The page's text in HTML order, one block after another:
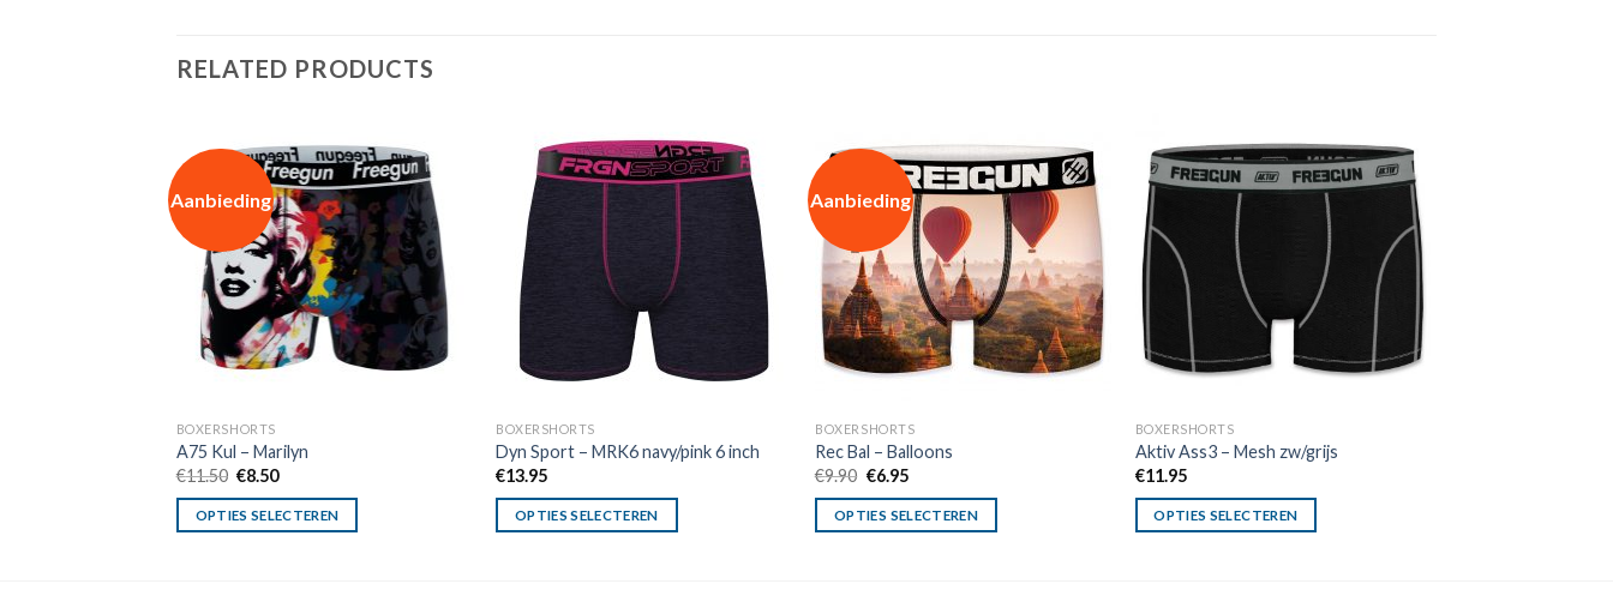
RELATED PRODUCTS
Aanbieding
BOXERSHORTS
A75 Kul – Marilyn
€11.50 Oorspronkelijke
was:
€11.50.
€8.50Huidige
is:
€8.50.
OPTIES SELECTEREN
BOXERSHORTS
Dyn Sport – MRK6 navy/pink 6 inch
€13.95
OPTIES SELECTEREN
Aanbieding
BOXERSHORTS
Rec Bal – Balloons
€9.90 Oorspronkelijke
was:
€9.90.
€6.95Huidige
is:
€6.95.
OPTIES SELECTEREN
BOXERSHORTS
Aktiv Ass3 – Mesh zw/grijs
€11.95
OPTIES SELECTEREN